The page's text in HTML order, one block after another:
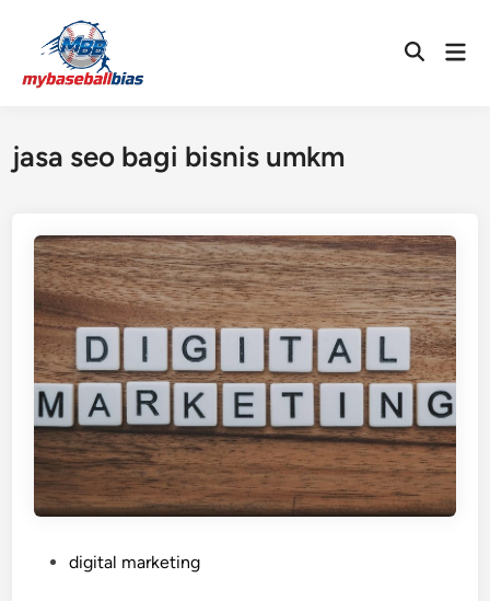
content
Open
jasa seo bagi bisnis umkm
digital marketing